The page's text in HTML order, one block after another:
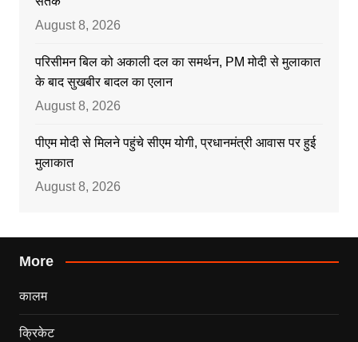
August 8, 2026
परिसीमन बिल को अकाली दल का समर्थन, PM मोदी से मुलाकात
के बाद सुखबीर बादल का एलान
August 8, 2026
पीएम मोदी से मिलने पहुंचे सीएम योगी, प्रधानमंत्री आवास पर हुई
मुलाकात
August 8, 2026
More
कालम
क्रिकेट